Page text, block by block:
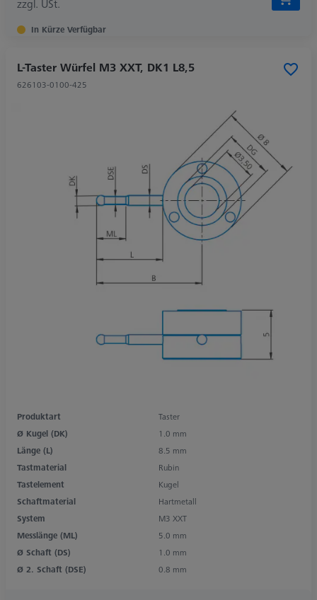
zzgl. USt.
In Kürze Verfügbar
L-Taster Würfel M3 XXT, DK1 L8,5
626103-0100-425
Produktart
Taster
Ø Kugel (DK)
1.0 mm
Länge (L)
8.5 mm
Tastmaterial
Rubin
Tastelement
Kugel
Schaftmaterial
Hartmetall
System
M3 XXT
Messlänge (ML)
5.0 mm
Ø Schaft (DS)
1.0 mm
Ø 2. Schaft (DSE)
0.8 mm